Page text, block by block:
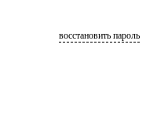
восстановить пароль